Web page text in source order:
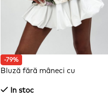
-79%
Bluză fără mâneci cu
spateIn stoc